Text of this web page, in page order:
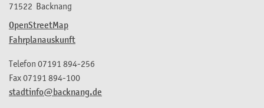
71522 Backnang
OpenStreetMap
Fahrplanauskunft
stadtinfo@backnang.de
Telefon 07191 894-256
Fax07191 894-100